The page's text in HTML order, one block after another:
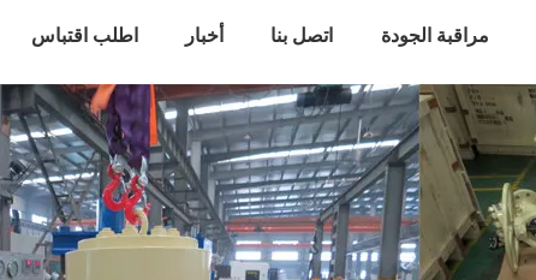
مراقبة الجودة اتصل بنا أخبار اطلب اقتباس